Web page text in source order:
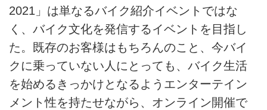
2021」は単なるバイク紹介イベントではな
く、バイク文化を発信するイベントを目指し
た。既存のお客様はもちろんのこと、今バイ
クに乗っていない人にとっても、バイク生活
を始めるきっかけとなるようエンターテイン
メント性を持たせながら、オンライン開催で